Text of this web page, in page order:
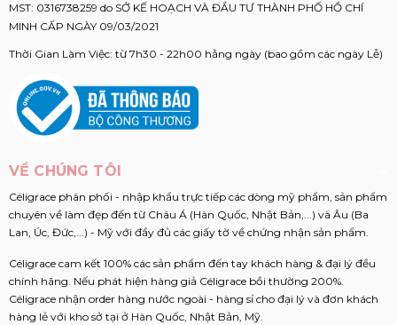
MST: 0316738259 do SỞ KẾ HOẠCH VÀ ĐẦU TƯ THÀNH PHỐ HỒ CHÍ
MINH CẤP NGÀY 09/03/2021
Thời Gian Làm Việc: từ 7h30 - 22h00 hằng ngày (bao gồm các ngày Lễ)
VỀ CHÚNG TÔI
Céligrace phân phối - nhập khẩu trực tiếp các dòng mỹ phẩm, sản phẩm
chuyên về làm đẹp đến từ Châu Á (Hàn Quốc, Nhật Bản,...) và Âu (Ba
Lan, Úc, Đức,...) - Mỹ với đầy đủ các giấy tờ về chứng nhận sản phẩm.
Céligrace cam kết 100% các sản phẩm đến tay khách hàng & đại lý đều
chính hãng. Nếu phát hiện hàng giả Céligrace bồi thường 200%.
Céligrace nhận order hàng nước ngoài - hàng sỉ cho đại lý và đơn khách
hàng lẻ với kho sở tại ở Hàn Quốc, Nhật Bản, Mỹ.